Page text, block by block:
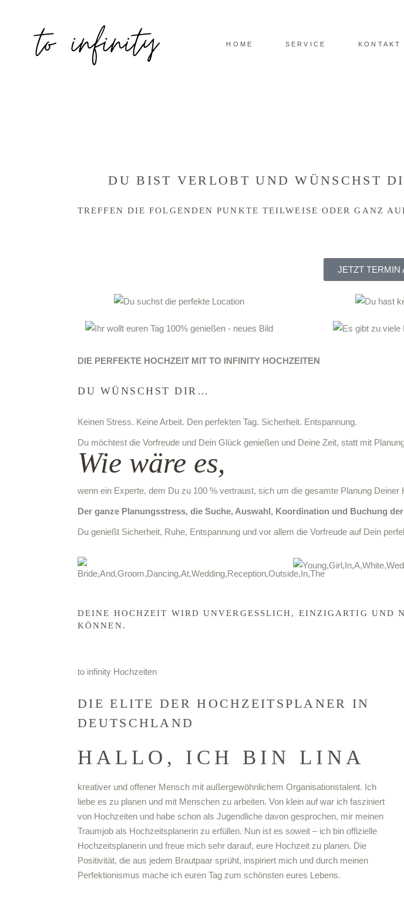
HOME SERVICE KONTAKT
DU BIST VERLOBT UND WÜNSCHST
TREFFEN DIE FOLGENDEN PUNKTE TEILWEISE ODER GANZ
JETZT TERMIN
DIE PERFEKTE HOCHZEIT MIT TO INFINITY HOCHZEITEN
DU WÜNSCHST DIR…
Keinen Stress. Keine Arbeit. Den perfekten Tag. Sicherheit. Entspannung.
Du möchtest die Vorfreude und Dein Glück genießen und Deine Zeit, statt mit
Wie wäre es,
wenn ein Experte, dem Du zu 100 % vertraust, sich um die gesamte Planung Deiner
Der ganze Planungsstress, die Suche, Auswahl, Koordination und Buchung
Du genießt Sicherheit, Ruhe, Entspannung und vor allem die Vorfreude auf Dein
DEINE HOCHZEIT WIRD UNVERGESSLICH, EINZIGARTIG UND
KÖNNEN.
to infinity Hochzeiten
DIE ELITE DER HOCHZEITSPLANER IN
DEUTSCHLAND
HALLO, ICH BIN LINA
kreativer und offener Mensch mit außergewöhnlichem Organisationstalent. Ich
liebe es zu planen und mit Menschen zu arbeiten. Von klein auf war ich fasziniert
von Hochzeiten und habe schon als Jugendliche davon gesprochen, mir meinen
Traumjob als Hochzeitsplanerin zu erfüllen. Nun ist es soweit – ich bin offizielle
Hochzeitsplanerin und freue mich sehr darauf, eure Hochzeit zu planen. Die
Positivität, die aus jedem Brautpaar sprüht, inspiriert mich und durch meinen
Perfektionismus mache ich euren Tag zum schönsten eures Lebens.